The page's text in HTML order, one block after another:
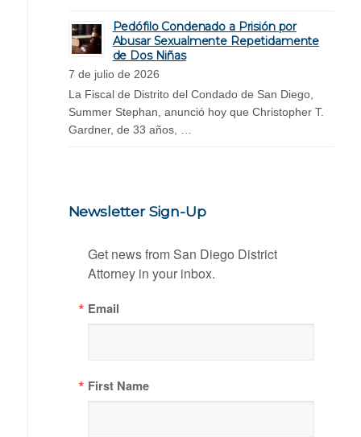
Pedófilo Condenado a Prisión por
Abusar Sexualmente Repetidamente
de Dos Niñas
7 de julio de 2026
La Fiscal de Distrito del Condado de San Diego,
Summer Stephan, anunció hoy que Christopher T.
Gardner, de 33 años, …
Newsletter Sign-Up
Get news from San Diego District
Attorney in your inbox.
Email
First Name